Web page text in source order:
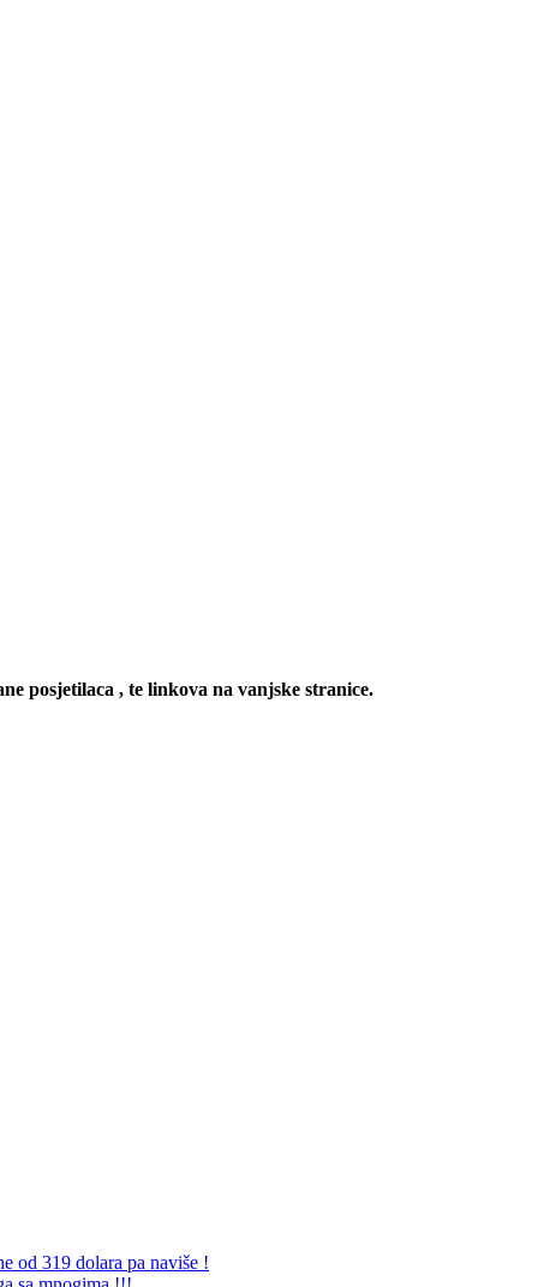
posjetilaca , te linkova na vanjske stranice.
od 319 dolara pa naviše !